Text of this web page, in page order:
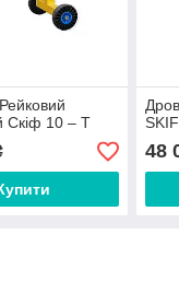
Скіф 10 – Т
48